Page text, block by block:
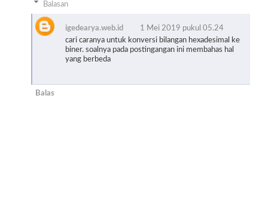
Balasan
igedearya.web.id
1 Mei 2019 pukul 05.24
cari caranya untuk konversi bilangan hexadesimal ke
biner. soalnya pada postingangan ini membahas hal
yang berbeda
Balas